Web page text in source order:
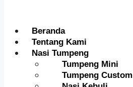
Menu
Beranda
Tentang Kami
Nasi Tumpeng
Tumpeng Mini
Tumpeng Custom